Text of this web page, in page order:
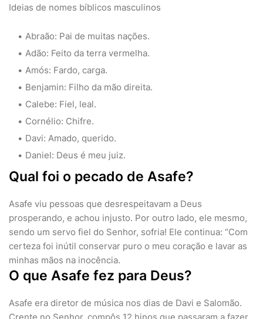
Ideias de nomes bíblicos masculinos
Abraão: Pai de muitas nações.
Adão: Feito da terra vermelha.
Amós: Fardo, carga.
Benjamin: Filho da mão direita.
Calebe: Fiel, leal.
Cornélio: Chifre.
Davi: Amado, querido.
Daniel: Deus é meu juiz.
Qual foi o pecado de Asafe?
Asafe viu pessoas que desrespeitavam a Deus
prosperando, e achou injusto. Por outro lado, ele mesmo,
sendo um servo fiel do Senhor, sofria! Ele continua: “Com
certeza foi inútil conservar puro o meu coração e lavar as
minhas mãos na inocência.
O que Asafe fez para Deus?
Asafe era diretor de música nos dias de Davi e Salomão.